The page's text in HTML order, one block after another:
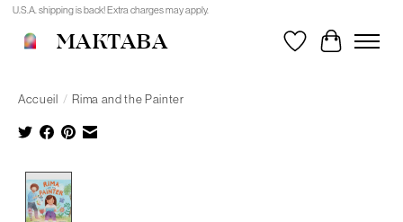
U.S.A. shipping is back! Extra charges may apply.
MAKTABA Liste de souhaits
Panier
Accueil / Rima and the Painter